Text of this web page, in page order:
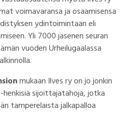
voimavaransa ja osaamisensa
ydintoimintaan eli
Yli 7000 jäsenen seuran
vuoden Urheilugaalassa
mukaan Ilves ry on jo jonkin
henkisiä sijoittajatahoja, jotka
tamperelaista jalkapalloa